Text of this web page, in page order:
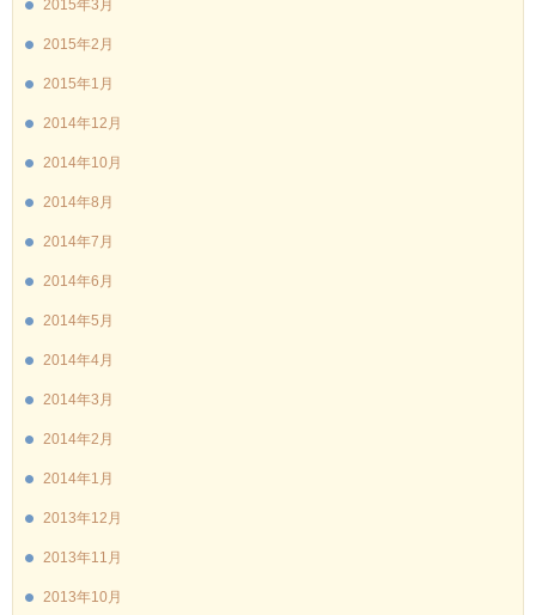
2015年3月
2015年2月
2015年1月
2014年12月
2014年10月
2014年8月
2014年7月
2014年6月
2014年5月
2014年4月
2014年3月
2014年2月
2014年1月
2013年12月
2013年11月
2013年10月